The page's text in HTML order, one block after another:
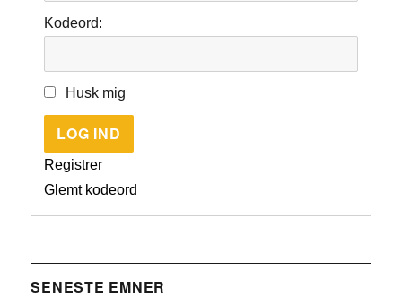
Kodeord:
Husk mig
LOG IND
Registrer
Glemt kodeord
SENESTE EMNER